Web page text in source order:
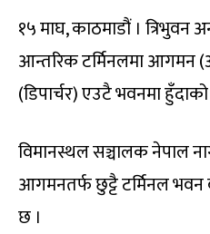
१५ माघ, काठमाडौं । त्रिभुवन
आन्तरिक टर्मिनलमा आगमन
(डिपार्चर) एउटै भवनमा
विमानस्थल सञ्चालक नेपाल
आगमनतर्फ छुट्टै टर्मिनल भवन
छ ।